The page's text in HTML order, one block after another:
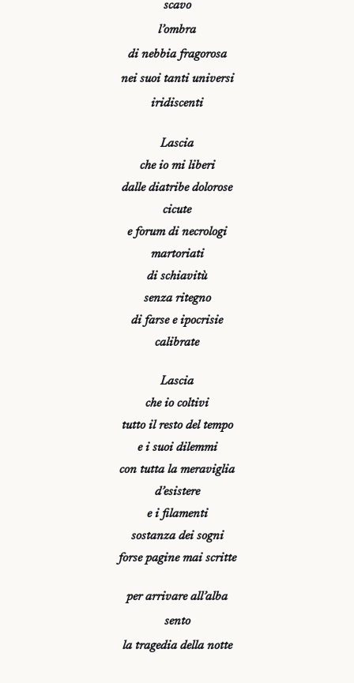
scavo
l’ombra
di nebbia fragorosa
nei suoi tanti universi
iridiscenti
Lascia
che io mi liberi
dalle diatribe dolorose
cicute
e forum di necrologi
martoriati
di schiavitù
senza ritegno
di farse e ipocrisie
calibrate
Lascia
che io coltivi
tutto il resto del tempo
e i suoi dilemmi
con tutta la meraviglia
d’esistere
e i filamenti
sostanza dei sogni
forse pagine mai scritte
per arrivare all’alba
sento
la tragedia della notte